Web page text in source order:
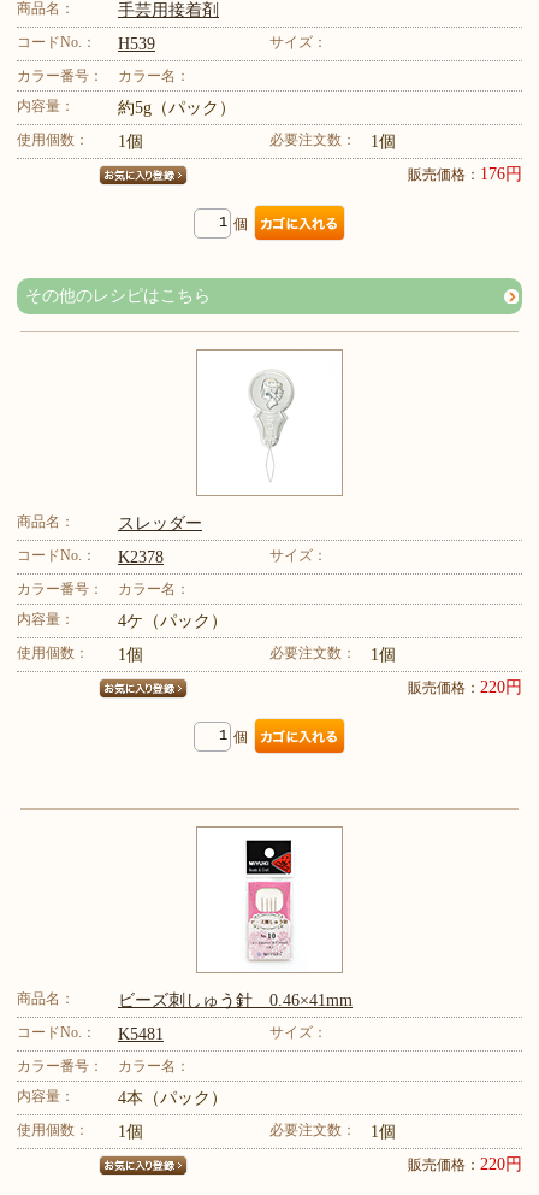
商品名： 手芸用接着剤
コードNo.： H539
サイズ：
カラー番号：
カラー名：
内容量：
約5g（パック）
使用個数： 1個 必要注文数： 1個
販売価格： 176円
個
その他のレシピはこちら
商品名： スレッダー
コードNo.： K2378
サイズ：
カラー番号：
カラー名：
内容量：
4ケ（パック）
使用個数： 1個 必要注文数： 1個
販売価格： 220円
個
商品名： ビーズ刺しゅう針 0.46×41mm
コードNo.： K5481
サイズ：
カラー番号：
カラー名：
内容量：
4本（パック）
使用個数： 1個 必要注文数： 1個
販売価格： 220円